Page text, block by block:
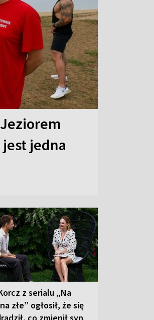
jedna
z serialu „Na
złe” ogłosił, że się